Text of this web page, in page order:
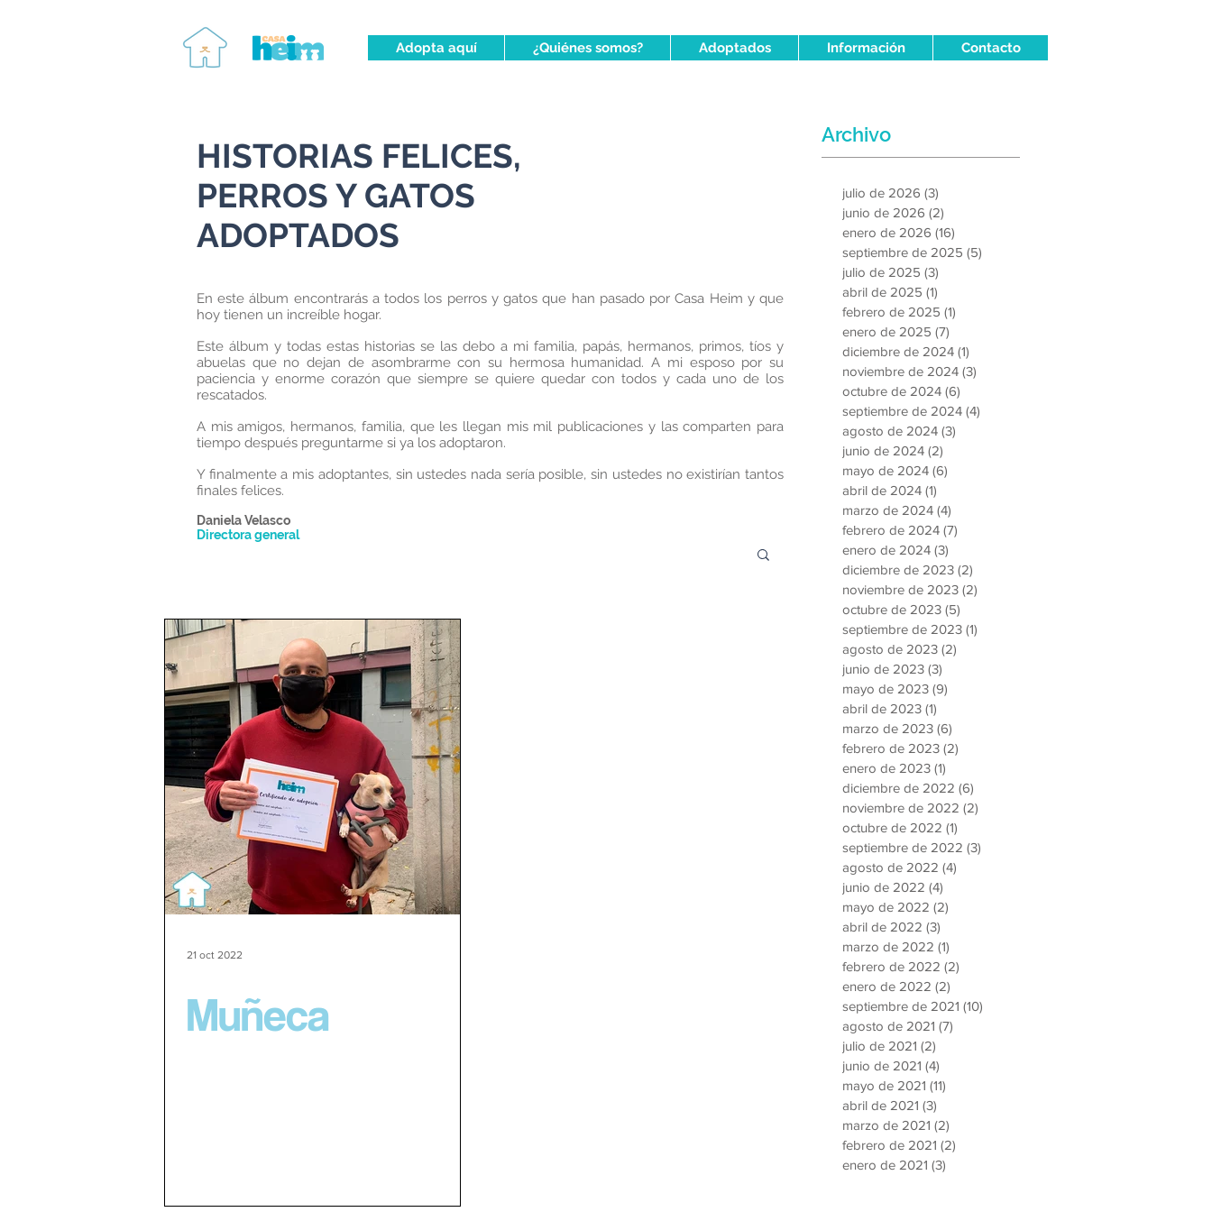
Adopta aquí ¿Quiénes somos? Adoptados Información Contacto
HISTORIAS FELICES,
PERROS Y GATOS
ADOPTADOS
En este álbum encontrarás a todos los perros y gatos que han pasado por Casa Heim y que
hoy tienen un increíble hogar.
Este álbum y todas estas historias se las debo a mi familia, papás, hermanos, primos, tíos y
abuelas que no dejan de asombrarme con su hermosa humanidad. A mi esposo por su
paciencia y enorme corazón que siempre se quiere quedar con todos y cada uno de los
rescatados.
A mis amigos, hermanos, familia, que les llegan mis mil publicaciones y las comparten para
tiempo después preguntarme si ya los adoptaron.
Y finalmente a mis adoptantes, sin ustedes nada sería posible, sin ustedes no existirían tantos
finales felices.
Daniela Velasco
Directora general
Muñeca
21 oct 2022
Archivo
julio de 2026 (3)
junio de 2026 (2)
enero de 2026 (16)
septiembre de 2025 (5)
julio de 2025 (3)
abril de 2025 (1)
febrero de 2025 (1)
enero de 2025 (7)
diciembre de 2024 (1)
noviembre de 2024 (3)
octubre de 2024 (6)
septiembre de 2024 (4)
agosto de 2024 (3)
junio de 2024 (2)
mayo de 2024 (6)
abril de 2024 (1)
marzo de 2024 (4)
febrero de 2024 (7)
enero de 2024 (3)
diciembre de 2023 (2)
noviembre de 2023 (2)
octubre de 2023 (5)
septiembre de 2023 (1)
agosto de 2023 (2)
junio de 2023 (3)
mayo de 2023 (9)
abril de 2023 (1)
marzo de 2023 (6)
febrero de 2023 (2)
enero de 2023 (1)
diciembre de 2022 (6)
noviembre de 2022 (2)
octubre de 2022 (1)
septiembre de 2022 (3)
agosto de 2022 (4)
junio de 2022 (4)
mayo de 2022 (2)
abril de 2022 (3)
marzo de 2022 (1)
febrero de 2022 (2)
enero de 2022 (2)
septiembre de 2021 (10)
agosto de 2021 (7)
julio de 2021 (2)
junio de 2021 (4)
mayo de 2021 (11)
abril de 2021 (3)
marzo de 2021 (2)
febrero de 2021 (2)
enero de 2021 (3)